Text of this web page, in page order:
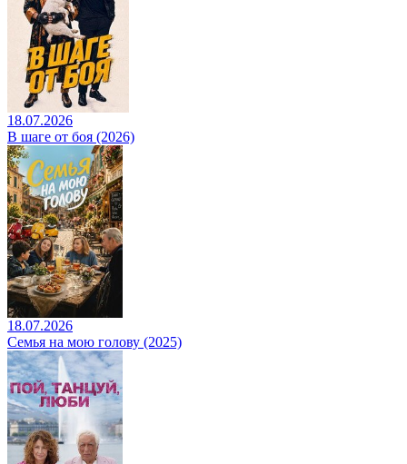
18.07.2026
В шаге от боя (2026)
18.07.2026
Семья на мою голову (2025)